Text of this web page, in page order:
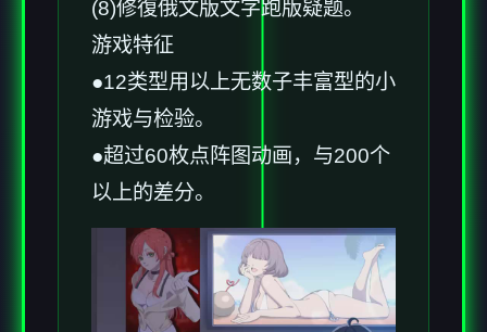
(8)修復俄文版文字跑版疑题。
游戏特征
●12类型用以上无数子丰富型的小
游戏与检验。
●超过60枚点阵图动画，与200个
以上的差分。